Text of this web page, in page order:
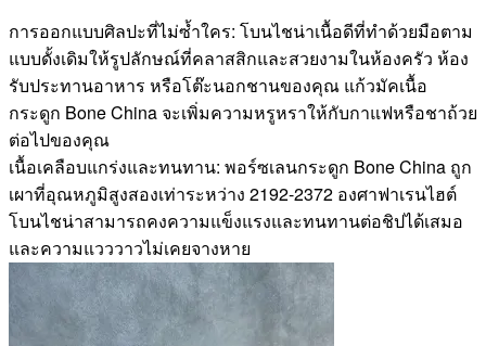
การออกแบบศิลปะที่ไม่ซ้ำใคร: โบนไชน่าเนื้อดีที่ทำด้วยมือตาม
แบบดั้งเดิมให้รูปลักษณ์ที่คลาสสิกและสวยงามในห้องครัว ห้อง
รับประทานอาหาร หรือโต๊ะนอกชานของคุณ แก้วมัคเนื้อ
กระดูก Bone China จะเพิ่มความหรูหราให้กับกาแฟหรือชาถ้วย
ต่อไปของคุณ
เนื้อเคลือบแกร่งและทนทาน: พอร์ซเลนกระดูก Bone China ถูก
เผาที่อุณหภูมิสูงสองเท่าระหว่าง 2192-2372 องศาฟาเรนไฮต์
โบนไชน่าสามารถคงความแข็งแรงและทนทานต่อชิปได้เสมอ
และความแวววาวไม่เคยจางหาย